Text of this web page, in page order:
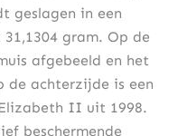
geslagen in een
gram. Op de
afgebeeld en het
de achterzijde is een
II uit 1998.
beschermende